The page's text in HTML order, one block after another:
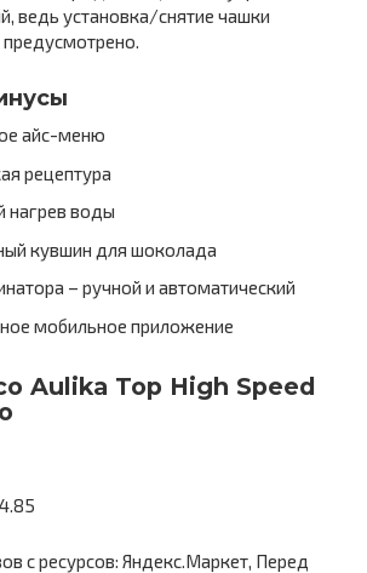
ведь установка/снятие чашки
айс-меню
рецептура
нагрев воды
кувшин для шоколада
– ручной и автоматический
мобильное приложение
Aulika Top High Speed
с ресурсов: Яндекс.Маркет, Перед